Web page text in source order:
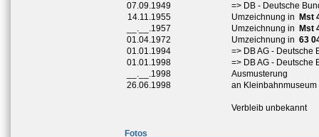
07.09.1949
=> DB - Deutsche
14.11.1955
Umzeichnung in
Mst
__.__.1957
Umzeichnung in
Mst
01.04.1972
Umzeichnung in 63
01.01.1994
=> DB AG - Deutsche
01.01.1998
=> DB AG - Deutsche
__.__.1998
Ausmusterung
26.06.1998
an
Verbleib unbekannt
Fotos